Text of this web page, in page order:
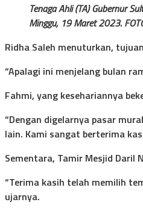
Tenaga Ahli (TA) Gubernur
Minggu, 19 Maret 2023.
Ridha Saleh menuturkan,
“Apalagi ini menjelang bulan
Fahmi, yang kesehariannya
“Dengan digelarnya pasar
lain. Kami sangat berterima
Sementara, Tamir Mesjid Daril
“Terima kasih telah memilih
ujarnya.